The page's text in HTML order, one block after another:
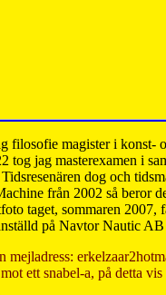
magister i
tog jag masterexamen i
dog och
från 2002 så beror
taget, sommaren
på Navtor Nautic
mejladress:
ett snabel-a, på detta